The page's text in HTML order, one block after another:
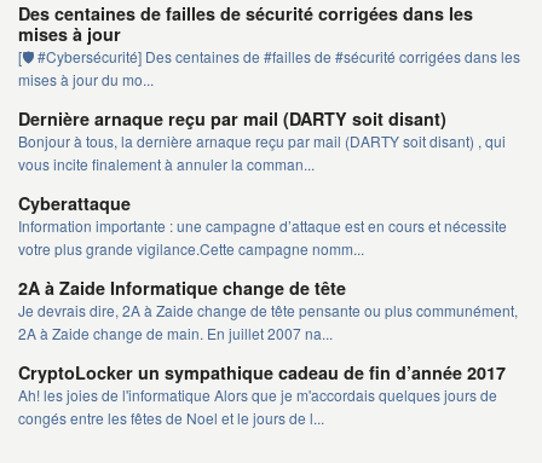
Des centaines de failles de sécurité corrigées dans les
mises à jour
[🛡️ #Cybersécurité] Des centaines de #failles de #sécurité corrigées dans les
mises à jour du mo...
Dernière arnaque reçu par mail (DARTY soit disant)
Bonjour à tous, la dernière arnaque reçu par mail (DARTY soit disant) , qui
vous incite finalement à annuler la comman...
Cyberattaque
Information importante : une campagne d’attaque est en cours et nécessite
votre plus grande vigilance.Cette campagne nomm...
2A à Zaide Informatique change de tête
Je devrais dire, 2A à Zaide change de tête pensante ou plus communément,
2A à Zaide change de main. En juillet 2007 na...
CryptoLocker un sympathique cadeau de fin d’année 2017
Ah! les joies de l'informatique Alors que je m'accordais quelques jours de
congés entre les fêtes de Noel et le jours de l...